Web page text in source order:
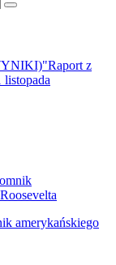
"Raport z
listopada